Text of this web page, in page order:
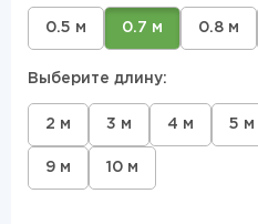
0.5 м 0.7 м 0.8 м
Выберите длину:
2 м 3 м 4 м 5 м
9 м 10 м